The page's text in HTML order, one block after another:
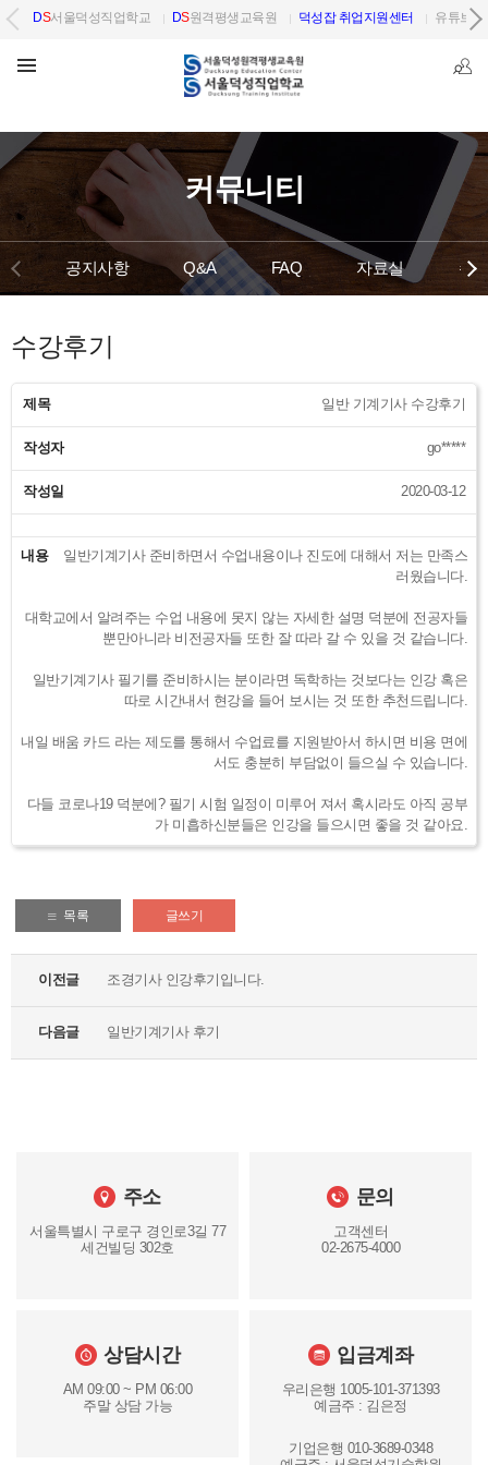
DS서울덕성직업학교 DS원격평생교육원 덕성잡 취업지원센터 유튜브
커뮤니티
공지사항 Q&A FAQ 자료실 수
수강후기
제목 일반 기계기사 수강후기
작성자 go*****
작성일 2020-03-12
내용
일반기계기사 준비하면서 수업내용이나 진도에 대해서 저는 만족스
러웠습니다.
대학교에서 알려주는 수업 내용에 못지 않는 자세한 설명 덕분에 전공자들
뿐만아니라 비전공자들 또한 잘 따라 갈 수 있을 것 같습니다.
일반기계기사 필기를 준비하시는 분이라면 독학하는 것보다는 인강 혹은
따로 시간내서 현강을 들어 보시는 것 또한 추천드립니다.
내일 배움 카드 라는 제도를 통해서 수업료를 지원받아서 하시면 비용 면에
서도 충분히 부담없이 들으실 수 있습니다.
다들 코로나19 덕분에? 필기 시험 일정이 미루어 져서 혹시라도 아직 공부
가 미흡하신분들은 인강을 들으시면 좋을 것 같아요.
목록 글쓰기
이전글 조경기사 인강후기입니다.
다음글 일반기계기사 후기
주소
서울특별시 구로구 경인로3길 77
세건빌딩 302호
문의
고객센터
02-2675-4000
상담시간
AM 09:00 ~ PM 06:00
주말 상담 가능
입금계좌
우리은행 1005-101-371393
예금주 : 김은정
기업은행 010-3689-0348